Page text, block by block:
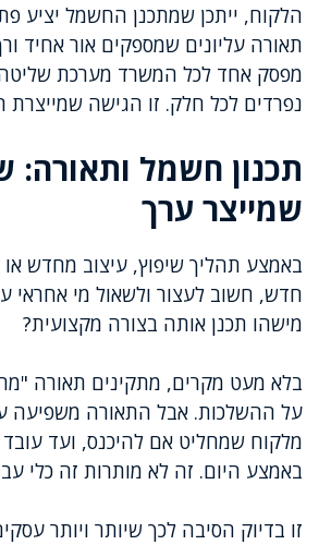
הלקוח, ייתכן שמתכנן החשמל יציע
תאורה עליונים שמספקים אור אחיד
מפסק אחד לכל המשרד מערכת
נפרדים לכל חלק. זו הגישה שמייצרת
תכנון חשמל ותאורה:
שמייצר ערך
באמצע תהליך שיפוץ, עיצוב מחדש
חדש, חשוב לעצור ולשאול מי אחראי
מישהו תכנן אותה בצורה מקצועית?
בלא מעט מקרים, מתקינים תאורה
על ההשלכות. אבל התאורה משפיעה
מלקוח שמחליט אם להיכנס, ועד
באמצע היום. זה לא מותרות זה כלי
זו בדיוק הסיבה לכך שיותר ויותר